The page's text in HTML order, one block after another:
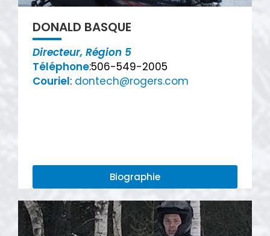
DONALD BASQUE
Directeur, Région 5
Téléphone:506-549-2005
Couriel: dontech@rogers.com
Biographie